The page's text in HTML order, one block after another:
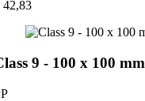
42,83
9 - 100 x 100 mm